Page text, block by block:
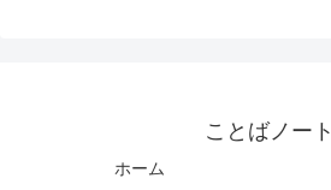
ことばノート
ホーム